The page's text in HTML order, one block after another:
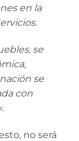
en la
se
se
con
no será